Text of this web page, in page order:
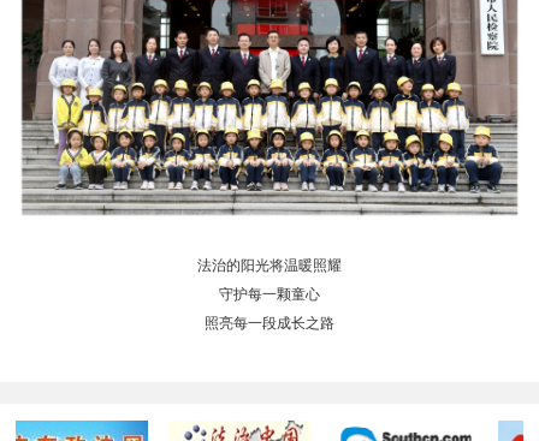
法治的阳光将温暖照耀
守护每一颗童心
照亮每一段成长之路